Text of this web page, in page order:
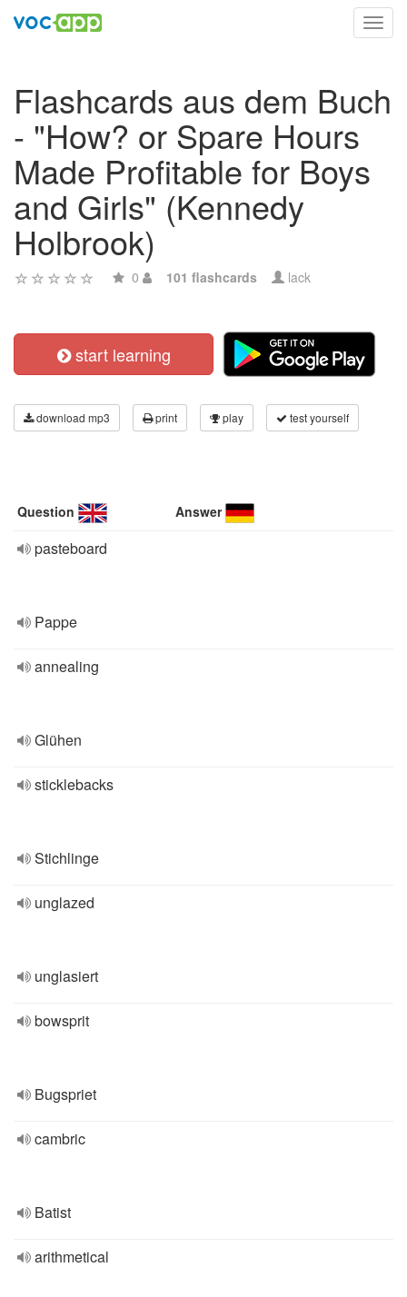
Flashcards aus dem Buch
- "How? or Spare Hours
Made Profitable for Boys
and Girls" (Kennedy
Holbrook)
0 101 flashcards lack
start learning
download mp3 print play test yourself
Question Answer
pasteboard
Pappe
annealing
Glühen
sticklebacks
Stichlinge
unglazed
unglasiert
bowsprit
Bugspriet
cambric
Batist
arithmetical